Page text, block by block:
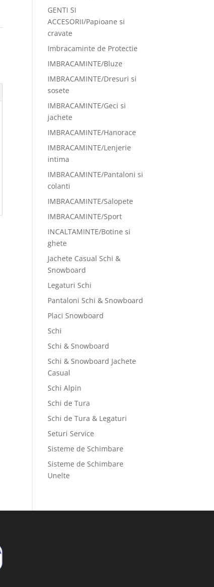
GENTI SI
ACCESORII/Papioane si
cravate
Imbracaminte de Protectie
IMBRACAMINTE/Bluze
IMBRACAMINTE/Dresuri si
sosete
IMBRACAMINTE/Geci si
jachete
IMBRACAMINTE/Hanorace
IMBRACAMINTE/Lenjerie
intima
IMBRACAMINTE/Pantaloni si
colanti
IMBRACAMINTE/Salopete
IMBRACAMINTE/Sport
INCALTAMINTE/Botine si
ghete
Jachete Casual Schi &
Snowboard
Legaturi Schi
Pantaloni Schi & Snowboard
Placi Snowboard
Schi
Schi & Snowboard
Schi & Snowboard Jachete
Casual
Schi Alpin
Schi de Tura
Schi de Tura & Legaturi
Seturi Service
Sisteme de Schimbare
Sisteme de Schimbare
Unelte